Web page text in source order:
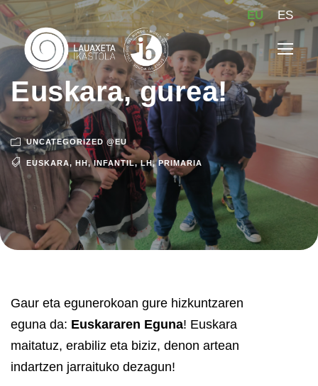
EU ES
Euskara, gurea!
UNCATEGORIZED @EU
EUSKARA, HH, INFANTIL, LH, PRIMARIA
Gaur eta egunerokoan gure hizkuntzaren
eguna da: Euskararen Eguna! Euskara
maitatuz, erabiliz eta biziz, denon artean
indartzen jarraituko dezagun!